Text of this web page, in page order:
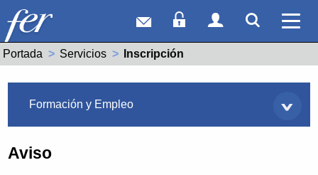
Correo webAcceso Socios
Acceso
Portada Servicios Actual:
Inscripción
Formación y Empleo
Aviso